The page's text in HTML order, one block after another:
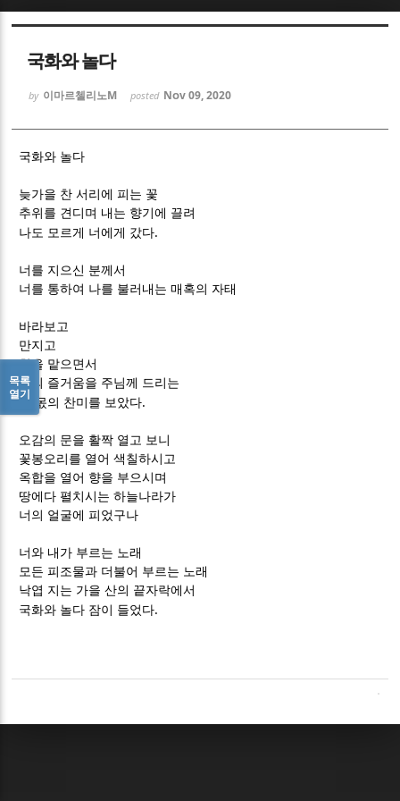
국화와 놀다
by 이마르첼리노M posted Nov 09, 2020
국화와 놀다
늦가을 찬 서리에 피는 꽃
추위를 견디며 내는 향기에 끌려
나도 모르게 너에게 갔다.
너를 지으신 분께서
너를 통하여 나를 불러내는 매혹의 자태
바라보고
만지고
향을 맡으면서
너의 즐거움을 주님께 드리는
네 몫의 찬미를 보았다.
오감의 문을 활짝 열고 보니
꽃봉오리를 열어 색칠하시고
옥합을 열어 향을 부으시며
땅에다 펼치시는 하늘나라가
너의 얼굴에 피었구나
너와 내가 부르는 노래
모든 피조물과 더불어 부르는 노래
낙엽 지는 가을 산의 끝자락에서
국화와 놀다 잠이 들었다.
목록
열기
Sketchbook5, 스케치북5
Sketchbook5, 스케치북5
Sketchbook5, 스케치북5
Sketchbook5, 스케치북5